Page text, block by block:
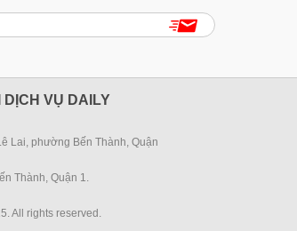
VỤ DAILY
Lai, phường Bến Thành, Quận
Thành, Quận 1.
All rights reserved.